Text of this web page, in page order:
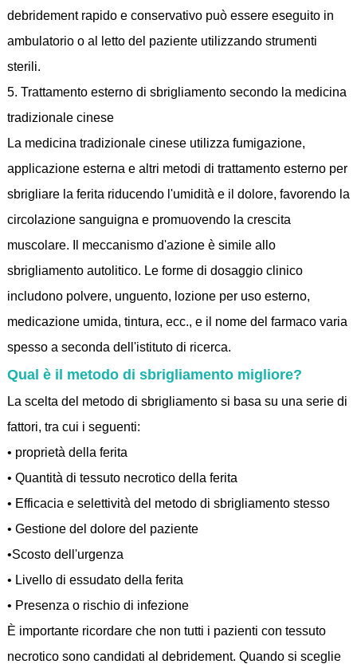
debridement rapido e conservativo può essere eseguito in
ambulatorio o al letto del paziente utilizzando strumenti
sterili.
5. Trattamento esterno di sbrigliamento secondo la medicina
tradizionale cinese
La medicina tradizionale cinese utilizza fumigazione,
applicazione esterna e altri metodi di trattamento esterno per
sbrigliare la ferita riducendo l'umidità e il dolore, favorendo la
circolazione sanguigna e promuovendo la crescita
muscolare. Il meccanismo d'azione è simile allo
sbrigliamento autolitico. Le forme di dosaggio clinico
includono polvere, unguento, lozione per uso esterno,
medicazione umida, tintura, ecc., e il nome del farmaco varia
spesso a seconda dell'istituto di ricerca.
Qual è il metodo di sbrigliamento migliore?
La scelta del metodo di sbrigliamento si basa su una serie di
fattori, tra cui i seguenti:
• proprietà della ferita
• Quantità di tessuto necrotico della ferita
• Efficacia e selettività del metodo di sbrigliamento stesso
• Gestione del dolore del paziente
•Scosto dell'urgenza
• Livello di essudato della ferita
• Presenza o rischio di infezione
È importante ricordare che non tutti i pazienti con tessuto
necrotico sono candidati al debridement. Quando si sceglie